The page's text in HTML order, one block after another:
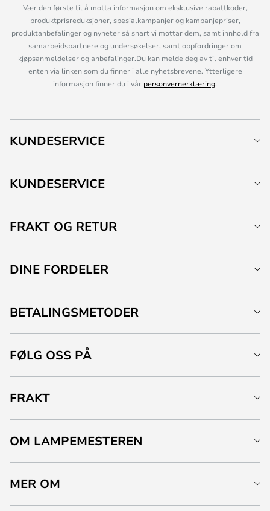
Vær den første til å motta informasjon om eksklusive rabattkoder,
produktprisreduksjoner, spesialkampanjer og kampanjepriser,
produktanbefalinger og nyheter så snart vi mottar dem, samt innhold fra
samarbeidspartnere og undersøkelser, samt oppfordringer om
kjøpsanmeldelser og anbefalinger.Du kan melde deg av til enhver tid
enten via linken som du finner i alle nyhetsbrevene. Ytterligere
informasjon finner du i vår personvernerklæring.
KUNDESERVICE
KUNDESERVICE
FRAKT OG RETUR
DINE FORDELER
BETALINGSMETODER
FØLG OSS PÅ
FRAKT
OM LAMPEMESTEREN
MER OM